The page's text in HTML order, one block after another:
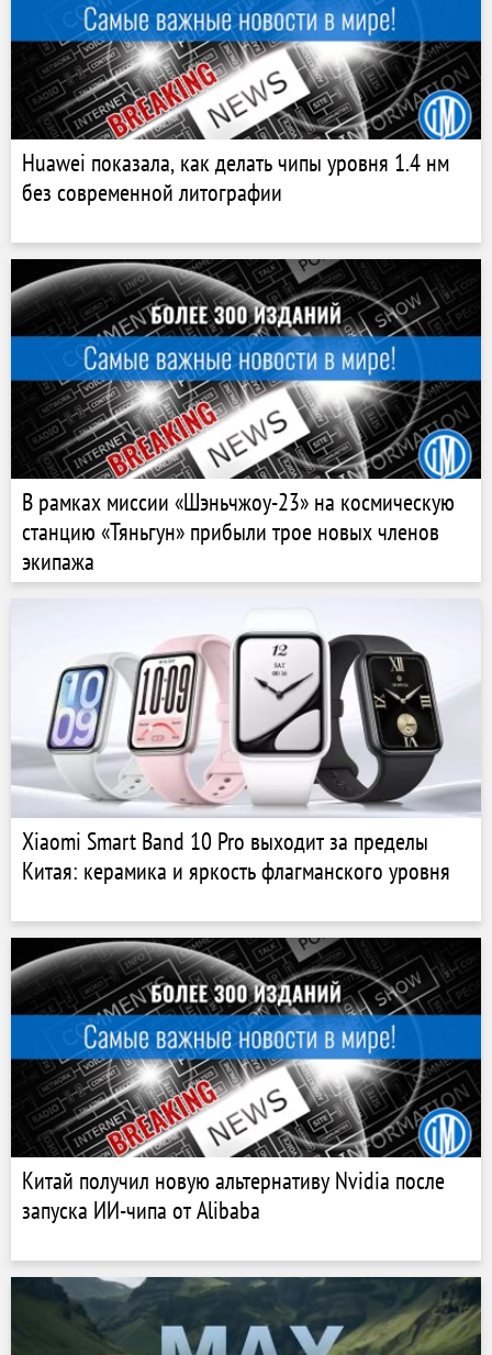
Huawei показала, как делать чипы уровня 1.4 нм
без современной литографии
В рамках миссии «Шэньчжоу-23» на космическую
станцию «Тяньгун» прибыли трое новых членов
экипажа
Xiaomi Smart Band 10 Pro выходит за пределы
Китая: керамика и яркость флагманского уровня
Китай получил новую альтернативу Nvidia после
запуска ИИ-чипа от Alibaba